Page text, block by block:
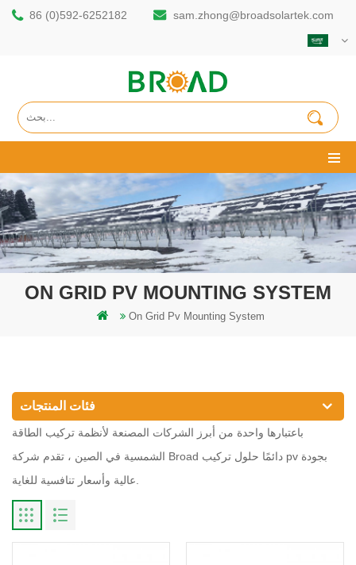
86 (0)592-6252182 sam.zhong@broadsolartek.com
ON GRID PV MOUNTING SYSTEM
On Grid Pv Mounting System
فئات المنتجات
باعتبارها واحدة من أبرز الشركات المصنعة لأنظمة تركيب الطاقة
الشمسية في الصين ، تقدم شركة Broad دائمًا حلول تركيب pv بجودة
عالية وأسعار تنافسية للغاية.